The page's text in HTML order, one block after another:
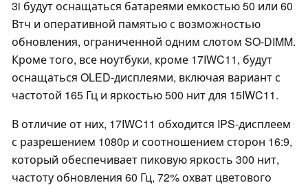
3i будут оснащаться батареями емкостью 50 или 60
Втч и оперативной памятью с возможностью
обновления, ограниченной одним слотом SO-DIMM.
Кроме того, все ноутбуки, кроме 17IWC11, будут
оснащаться OLED-дисплеями, включая вариант с
частотой 165 Гц и яркостью 500 нит для 15IWC11.
В отличие от них, 17IWC11 обходится IPS-дисплеем
с разрешением 1080p и соотношением сторон 16:9,
который обеспечивает пиковую яркость 300 нит,
частоту обновления 60 Гц, 72% охват цветового